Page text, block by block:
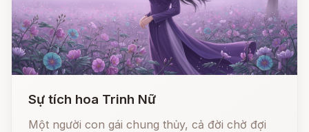
Sự tích hoa Trinh Nữ
Một người con gái chung thủy, cả đời chờ đợi